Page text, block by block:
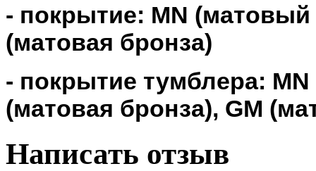
- покрытие: MN (матовый
(матовая бронза)
- покрытие тумблера:
(матовая бронза), GM
Написать отзыв